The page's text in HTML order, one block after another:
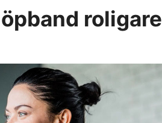
roligare